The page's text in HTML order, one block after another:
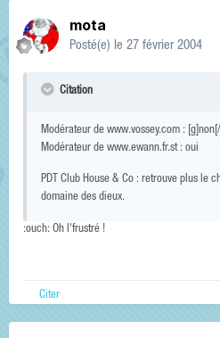
mota
Posté(e) le 27 février 2004
Citation
Modérateur de www.vossey.com :
Modérateur de www.ewann.fr.st : oui
PDT Club House & Co : retrouve plus le
domaine des dieux.
:ouch: Oh l'frustré !
Citer